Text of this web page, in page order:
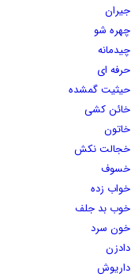
جیران
چهره شو
چیدمانه
حرفه ای
حیثیت گمشده
خائن کشی
خاتون
خجالت نکش
خسوف
خواب زده
خوب بد جلف
خون سرد
دادزن
داریوش